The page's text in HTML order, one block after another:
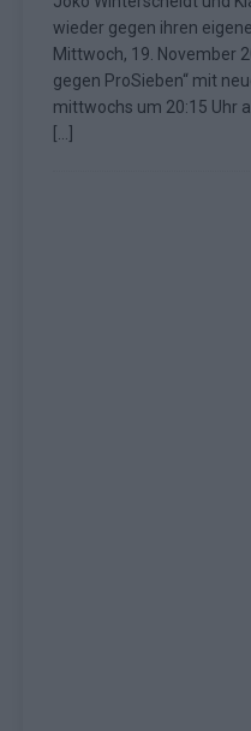
Highlights
[ Mai 2026 ]
Fazit zum ESC
wieder gegen ihren
Mittwoch, 19. November
gegen ProSieben“ mit
mittwochs um 20:15 Uhr